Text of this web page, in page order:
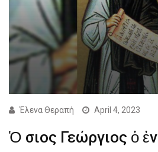
Έλενα Θεραπή April 4, 2023
Ὁ Ὅσιος Γεώργιος ὁ